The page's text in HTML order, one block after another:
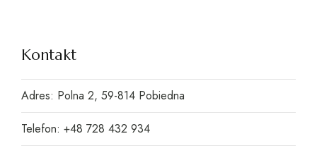
Kontakt
Adres: Polna 2, 59-814 Pobiedna
Telefon: +48 728 432 934